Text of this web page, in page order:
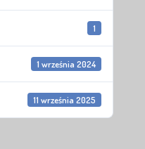
1
1 września 2024
11 września 2025